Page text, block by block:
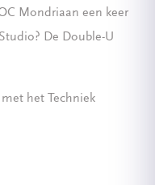
Mondriaan een keer
De Double-U
het Techniek